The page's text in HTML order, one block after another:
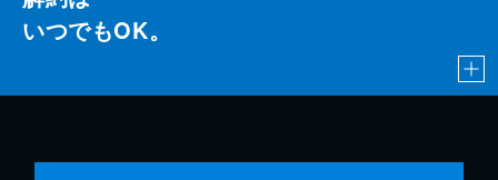
いつでもOK。